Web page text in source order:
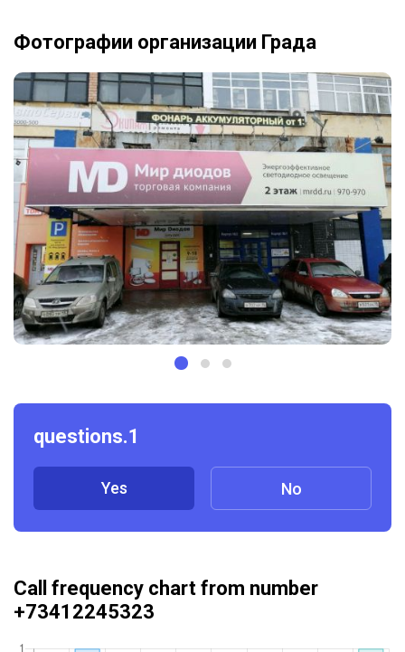
Фотографии организации Града
questions.1
Yes No
Call frequency chart from number
+73412245323